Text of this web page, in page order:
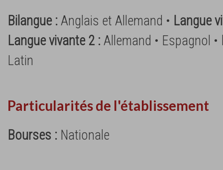
Bilangue :Anglais et Allemand • Langue
Langue vivante 2 :Allemand • Espagnol •
Latin
Particularités de l'établissement
Bourses : Nationale